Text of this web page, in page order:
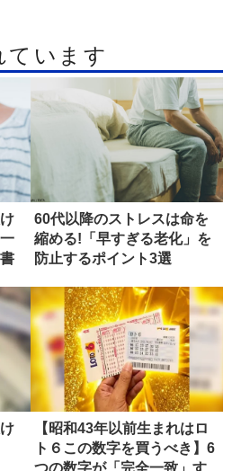
ています
60代以降のストレスは命を
縮める!「早すぎる老化」を
防止するポイント3選
【昭和43年以前生まれはロ
ト６この数字を買うべき】6